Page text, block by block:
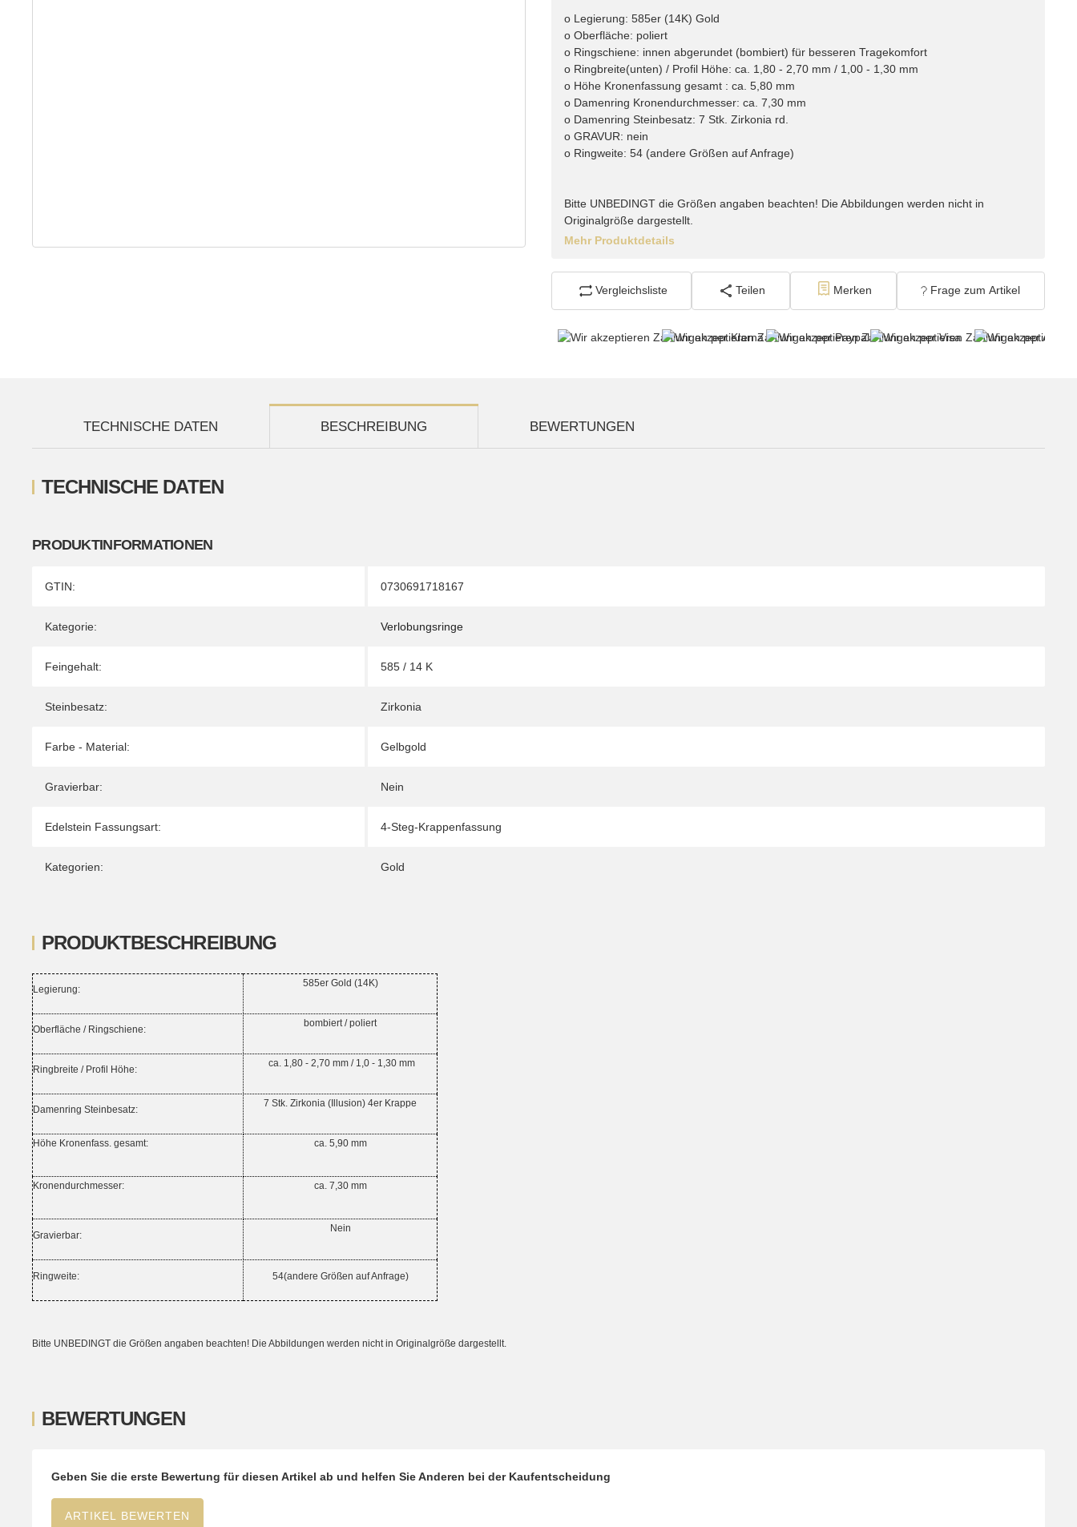
o Legierung: 585er (14K) Gold
o Oberfläche: poliert
o Ringschiene: innen abgerundet (bombiert) für besseren Tragekomfort
o Ringbreite(unten) / Profil Höhe: ca. 1,80 - 2,70 mm / 1,00 - 1,30 mm
o Höhe Kronenfassung gesamt : ca. 5,80 mm
o Damenring Kronendurchmesser: ca. 7,30 mm
o Damenring Steinbesatz: 7 Stk. Zirkonia rd.
o GRAVUR: nein
o Ringweite: 54 (andere Größen auf Anfrage)
Bitte UNBEDINGT die Größen angaben beachten! Die Abbildungen werden nicht in
Originalgröße dargestellt.
Mehr Produktdetails
Vergleichsliste Teilen Merken Frage zum Artikel
TECHNISCHE DATEN BESCHREIBUNG BEWERTUNGEN
TECHNISCHE DATEN
PRODUKTINFORMATIONEN
Produkteigenschaft
Wert
GTIN: 0730691718167
Kategorie: Verlobungsringe
Feingehalt: 585 / 14 K
Steinbesatz: Zirkonia
Farbe - Material: Gelbgold
Gravierbar: Nein
Edelstein Fassungsart: 4-Steg-Krappenfassung
Kategorien: Gold
PRODUKTBESCHREIBUNG
Legierung:
585er Gold (14K)
Oberfläche / Ringschiene:
bombiert / poliert
Ringbreite / Profil Höhe:
ca. 1,80 - 2,70 mm / 1,0 - 1,30 mm
Damenring Steinbesatz:
7 Stk. Zirkonia (Illusion) 4er Krappe
Höhe Kronenfass. gesamt: ca. 5,90 mm
Kronendurchmesser: ca. 7,30 mm
Gravierbar:
Nein
Ringweite: 54(andere Größen auf Anfrage)
Bitte UNBEDINGT die Größen angaben beachten! Die Abbildungen werden nicht in Originalgröße dargestellt.
BEWERTUNGEN
Geben Sie die erste Bewertung für diesen Artikel ab und helfen Sie Anderen bei der Kaufentscheidung
ARTIKEL BEWERTEN